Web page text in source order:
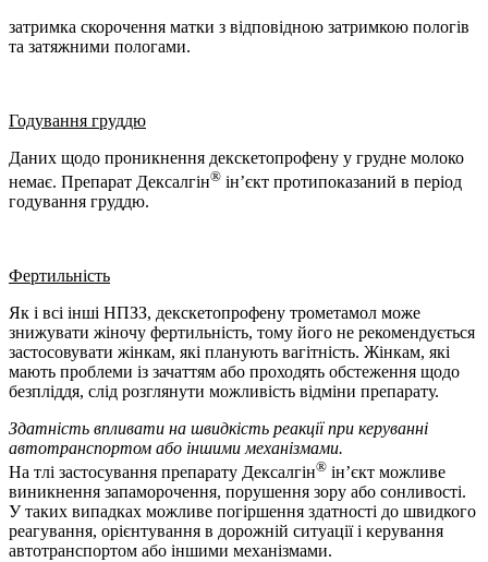
затримка скорочення матки з відповідною затримкою пологів
та затяжними пологами.
Годування груддю
Даних щодо проникнення декскетопрофену у грудне молоко
немає. Препарат Дексалгін® ін’єкт протипоказаний в період
годування груддю.
Фертильність
Як і всі інші НПЗЗ, декскетопрофену трометамол може
знижувати жіночу фертильність, тому його не рекомендується
застосовувати жінкам, які планують вагітність. Жінкам, які
мають проблеми із зачаттям або проходять обстеження щодо
безпліддя, слід розглянути можливість відміни препарату.
Здатність впливати на швидкість реакції при керуванні
автотранспортом або іншими механізмами.
На тлі застосування препарату Дексалгін® ін’єкт можливе
виникнення запаморочення, порушення зору або сонливості.
У таких випадках можливе погіршення здатності до швидкого
реагування, орієнтування в дорожній ситуації і керування
автотранспортом або іншими механізмами.